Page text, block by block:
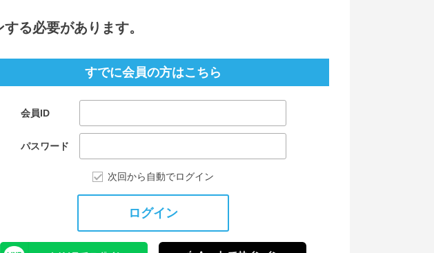
る必要があります。
すでに会員の方はこちら
会員ID
パスワード
次回から自動でログイン
ログイン